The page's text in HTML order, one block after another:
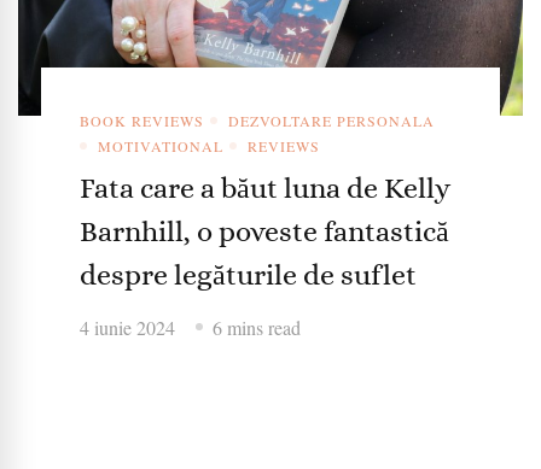
BOOK REVIEWS
DEZVOLTARE PERSONALA
MOTIVATIONAL
REVIEWS
Fata care a băut luna de Kelly
Barnhill, o poveste fantastică
despre legăturile de suflet
4 iunie 2024 6 mins read